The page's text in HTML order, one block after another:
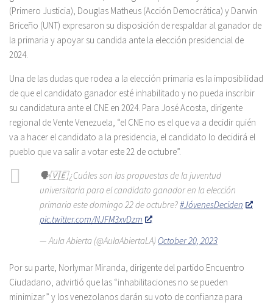
(Primero Justicia), Douglas Matheus (Acción Democrática) y Darwin
Briceño (UNT) expresaron su disposición de respaldar al ganador de
la primaria y apoyar su candida ante la elección presidencial de
2024.
Una de las dudas que rodea a la elección primaria es la imposibilidad
de que el candidato ganador esté inhabilitado y no pueda inscribir
su candidatura ante el CNE en 2024. Para José Acosta, dirigente
regional de Vente Venezuela, “el CNE no es el que va a decidir quién
va a hacer el candidato a la presidencia, el candidato lo decidirá el
pueblo que va salir a votar este 22 de octubre”.
🗣️🇻🇪 ¿Cuáles son las propuestas de la juventud
universitaria para el candidato ganador en la elección
primaria este domingo 22 de octubre?#JóvenesDeciden
pic.twitter.com/NJFM3xvDzm
— Aula Abierta (@AulaAbiertaLA) October 20, 2023
Por su parte, Norlymar Miranda, dirigente del partido Encuentro
Ciudadano, advirtió que las “inhabilitaciones no se pueden
minimizar” y los venezolanos darán su voto de confianza para